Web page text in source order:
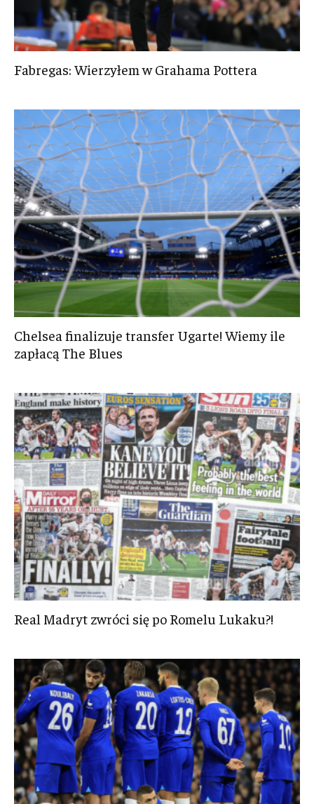
Fabregas: Wierzyłem w Grahama Pottera
Chelsea finalizuje transfer Ugarte! Wiemy ile
zapłacą The Blues
Real Madryt zwróci się po Romelu Lukaku?!